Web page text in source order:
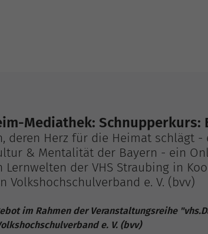
Mediathek:
deren Herz für die Heimat schlägt
& Mentalität der Bayern - ein
Lernwelten der VHS Straubing in
Volkshochschulverband e. V. (bvv)
im Rahmen der Veranstaltungsreihe
e. V. (bvv)